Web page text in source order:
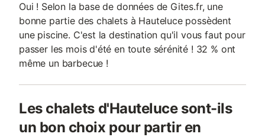
Oui ! Selon la base de données de Gites.fr, une
bonne partie des chalets à Hauteluce possèdent
une piscine. C'est la destination qu'il vous faut pour
passer les mois d'été en toute sérénité ! 32 % ont
même un barbecue !
Les chalets d'Hauteluce sont-ils
un bon choix pour partir en